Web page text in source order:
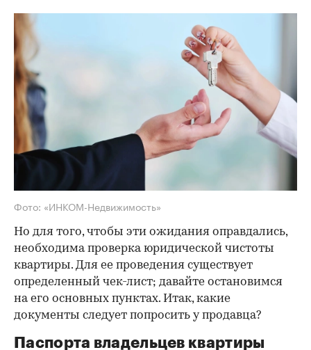
Фото: «ИНКОМ-Недвижимость»
Но для того, чтобы эти ожидания оправдались,
необходима проверка юридической чистоты
квартиры. Для ее проведения существует
определенный чек-лист; давайте остановимся
на его основных пунктах. Итак, какие
документы следует попросить у продавца?
Паспорта владельцев квартиры